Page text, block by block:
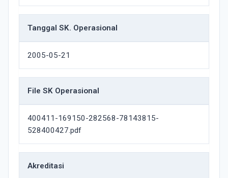
Tanggal SK. Operasional
2005-05-21
File SK Operasional
400411-169150-282568-78143815-
528400427.pdf
Akreditasi